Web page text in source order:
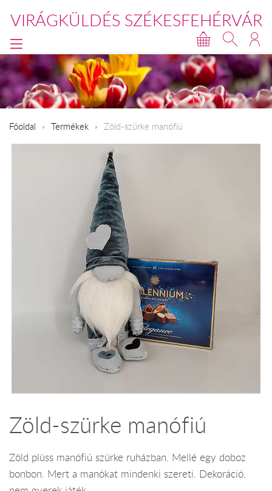
VIRÁGKÜLDÉS SZÉKESFEHÉRVÁR
Főoldal Termékek Zöld-szürke manófiú
Zöld-szürke manófiú
Zöld plüss manófiú szürke ruházban. Mellé egy doboz
bonbon. Mert a manókat mindenki szereti. Dekoráció,